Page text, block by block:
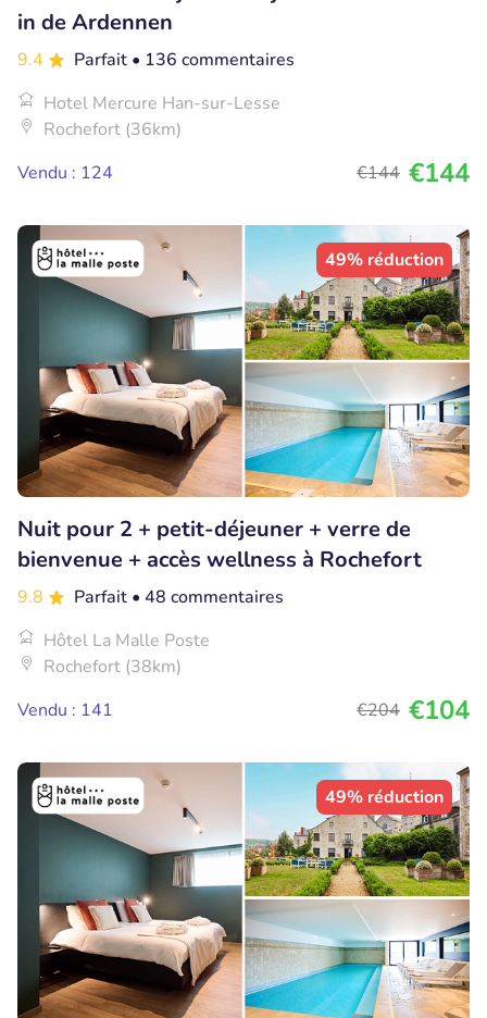
in de Ardennen
9.4 Parfait • 136 commentaires
Hotel Mercure Han-sur-Lesse
Rochefort (36km)
Vendu : 124
€144 €144
49% réduction
Nuit pour 2 + petit-déjeuner + verre de
bienvenue + accès wellness à Rochefort
9.8 Parfait • 48 commentaires
Hôtel La Malle Poste
Rochefort (38km)
Vendu : 141
€204 €104
49% réduction